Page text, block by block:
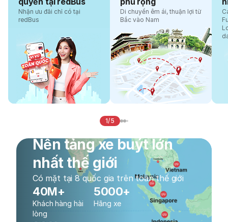
Nhận ưu đãi chỉ có tại
redBus
Di chuyển êm ái, thuận lợi từ
Bắc vào Nam
1/5
Nền tảng xe buýt lớn
nhất thế giới
Có mặt tại 8 quốc gia trên toàn thế giới
40M+
Khách hàng hài
lòng
5000+
Hãng xe